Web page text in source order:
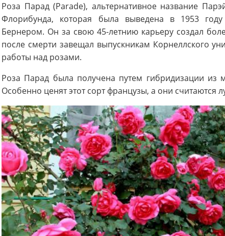
Роза Парад (Parade), альтернативное название
Флорибунда, которая была выведена в 1953
Бернером. Он за свою 45-летнию карьеру создал
после смерти завещал выпускникам Корнеллского
работы над розами.
Роза Парад была получена путем гибридизации из
Особенно ценят этот сорт французы, а они считаются